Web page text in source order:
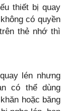
thiết bị quay
có quyền
thẻ nhớ thì
lén nhưng
có thể dùng
hoặc băng